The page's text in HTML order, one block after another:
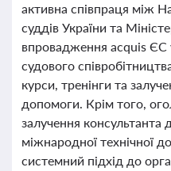
активна співпраця між
суддів України та
впровадження acquis ЄС
судового
курси, тренінги та
допомоги. Крім того,
залучення консультанта
міжнародної технічної
системний підхід до